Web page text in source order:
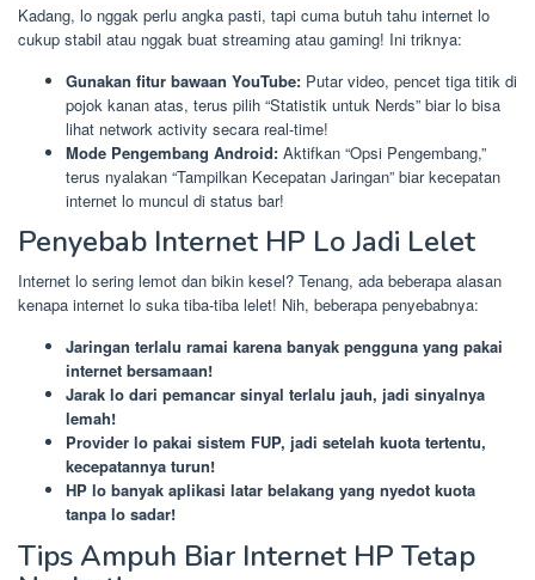
Kadang, lo nggak perlu angka pasti, tapi cuma butuh tahu internet lo
cukup stabil atau nggak buat streaming atau gaming! Ini triknya:
Gunakan fitur bawaan YouTube: Putar video, pencet tiga titik di
pojok kanan atas, terus pilih “Statistik untuk Nerds” biar lo bisa
lihat network activity secara real-time!
Mode Pengembang Android: Aktifkan “Opsi Pengembang,”
terus nyalakan “Tampilkan Kecepatan Jaringan” biar kecepatan
internet lo muncul di status bar!
Penyebab Internet HP Lo Jadi Lelet
Internet lo sering lemot dan bikin kesel? Tenang, ada beberapa alasan
kenapa internet lo suka tiba-tiba lelet! Nih, beberapa penyebabnya:
Jaringan terlalu ramai karena banyak pengguna yang pakai
internet bersamaan!
Jarak lo dari pemancar sinyal terlalu jauh, jadi sinyalnya
lemah!
Provider lo pakai sistem FUP, jadi setelah kuota tertentu,
kecepatannya turun!
HP lo banyak aplikasi latar belakang yang nyedot kuota
tanpa lo sadar!
Tips Ampuh Biar Internet HP Tetap